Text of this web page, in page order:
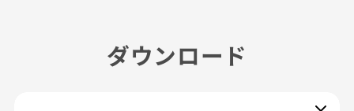
ダウンロード